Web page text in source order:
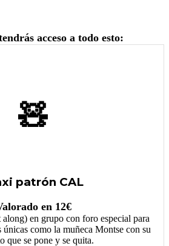
acceso a todo esto:
🧸
patrón CAL
en 12€
en grupo con foro especial para
únicas como la muñeca Montse con su
que se pone y se quita.